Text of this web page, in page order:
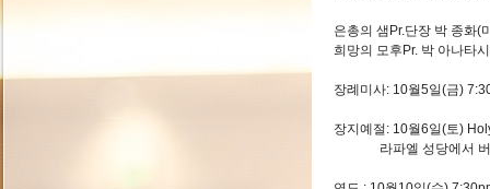
은총의 샘Pr.단장 박 종화(
희망의 모후Pr. 박 아나타
장례미사: 10월5일(금)
장지예절: 10월6일(토)
라파엘 성당에서 버스